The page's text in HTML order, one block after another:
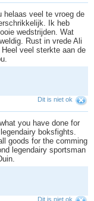
helaas veel te vroeg de
Ik heb
wedstrijden. Wat
Rust in vrede Ali
veel sterkte aan de
Dit is niet ok
you have done for
boksfights.
goods for the comming
legendairy sportsman
Dit is niet ok